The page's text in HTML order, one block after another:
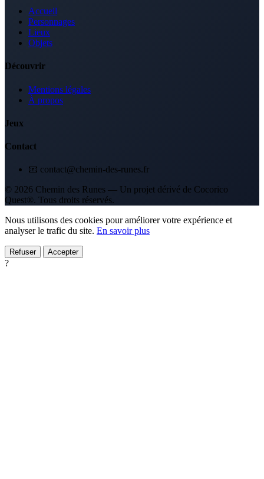
Accueil
Personnages
Lieux
Objets
Découvrir
Mentions légales
À propos
Jeux
Contact
📧 contact@chemin-des-runes.fr
© 2026 Chemin des Runes — Un projet dérivé de Cocorico
Quest®. Tous droits réservés.
Nous utilisons des cookies pour améliorer votre expérience et
analyser le trafic du site. En savoir plus
Refuser Accepter
?